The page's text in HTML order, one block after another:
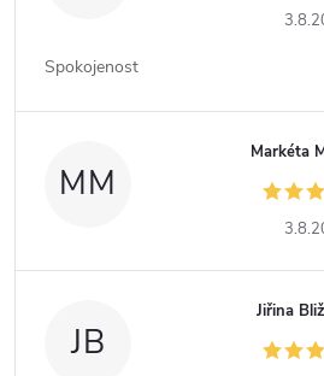
Spokojenost
MM
Markéta
JB
Jiřina